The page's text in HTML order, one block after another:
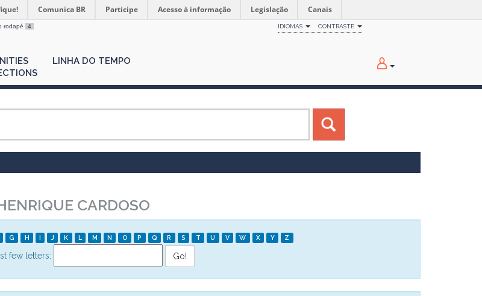
Comunica BR Participe Acesso à informação Legislação Canais
rodapé 4 IDIOMAS CONTRASTE
LINHA DO TEMPO
CARDOSO
G H I J K L M N O P Q R S T U V W X Y Z
few letters: